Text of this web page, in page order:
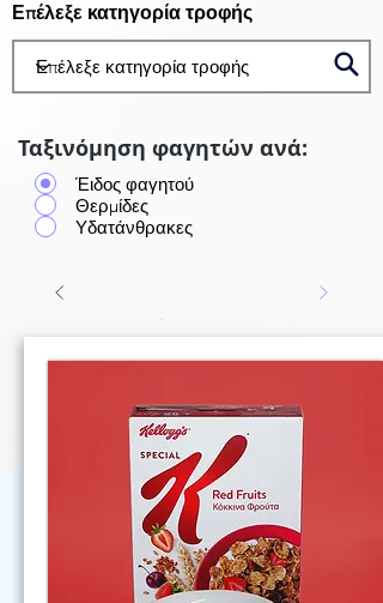
Επέλεξε κατηγορία τροφής
Ταξινόμηση φαγητών ανά:
Έιδος φαγητού
Θερμίδες
Υδατάνθρακες